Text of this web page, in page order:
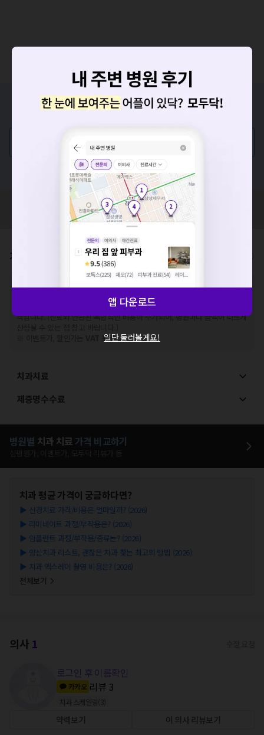
증상/치료, 궁금한 점이 있나요?
💬 무엇이든 물어보세요
혹은, 의료상담 서비스에 다양한 게시글 보러가기
혹시 잘못된 병원정보가 있나요?
모두닥 팀에 알려주세요!
가격표 비급여/급여 진료란?
※비급여 항목의 경우,추가비용 등으로 실제 가격과 상이할 수 있으니, 정확
한 가격은 해당 의료기관에 직접 문의해주세요.
건강보험심사평가원에 고지되어 있는 급여 진료 기준 가
격입니다. (진료와 연관된 복합적인 비용이 추가되어, 병원마다 금액이 다르게
VAT 포함
치과치료
제증명수수료
병원별 치과 치료 가격 비교하기
치과 평균 가격이 궁금하다면?
▶ 신경치료 가격/비용은 얼마일까? (2026)
▶ 라미네이트 과정/부작용은? (2026)
▶ 임플란트 과정/부작용/종류는? (2026)
▶ 양심치과 리스트, 괜찮은 치과 찾는 최고의 방법 (2026)
▶ 치과 엑스레이 촬영 비용은? (2026)
전체보기
의사 1
로그인 후 이름확인
카카오 리뷰 3
치과 스케일링 3
약력보기 이 의사 리뷰보기
요청하신 작업을 처리하지 못했습니다.
네트워크 또는 서버의 일시적인 오류로, 잠시 후 다시 시도해주
세요. 지속적으로 문제가 발생할 경우 모두닥 채널톡으로 문의
앱 다운로드
일단 둘러볼게요!